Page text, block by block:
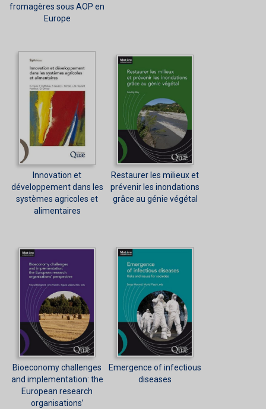
fromagères sous AOP en
Europe
Innovation et
développement dans les
systèmes agricoles et
alimentaires
Restaurer les milieux et
prévenir les inondations
grâce au génie végétal
Bioeconomy challenges
and implementation: the
European research
organisations’
Emergence of infectious
diseases